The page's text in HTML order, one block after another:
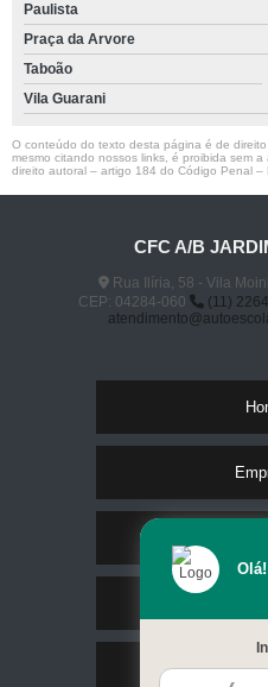
Paulista
Praça da Arvore
Taboão
Vila Guarani
O conteúdo do texto desta página é de
mesmo citando nossos links, é proibida sem
direito autoral – artigo 184 do Código Penal –
CFC A/B
Rua Ilíria, 58 - Vila
CEP: 04284-060
(11)